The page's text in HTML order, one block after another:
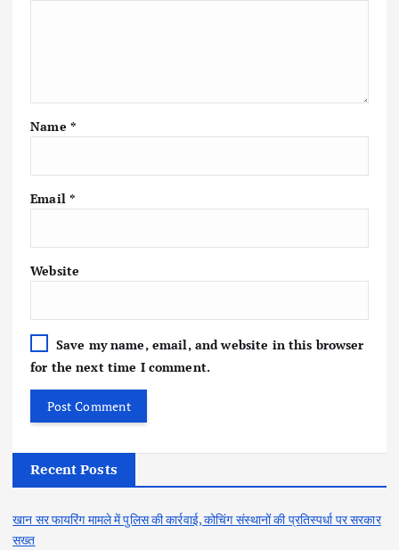
Name *
Email *
Website
Save my name, email, and website in this browser
for the next time I comment.
Recent Posts
खान सर फायरिंग मामले में पुलिस की कार्रवाई, कोचिंग संस्थानों की प्रतिस्पर्धा पर सरकार
सख्त